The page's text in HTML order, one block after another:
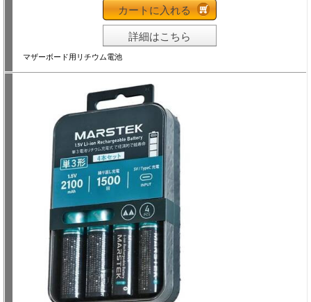
カートに入れる
詳細はこちら
マザーボード用リチウム電池